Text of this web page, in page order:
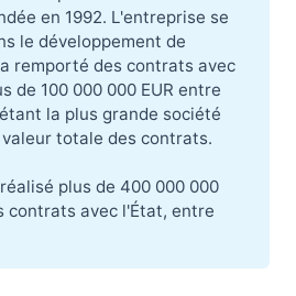
en 1992. L'entreprise se
le développement de
remporté des contrats avec
de 100 000 000 EUR entre
étant la plus grande société
totale des contrats.
plus de 400 000 000
contrats avec l'État, entre